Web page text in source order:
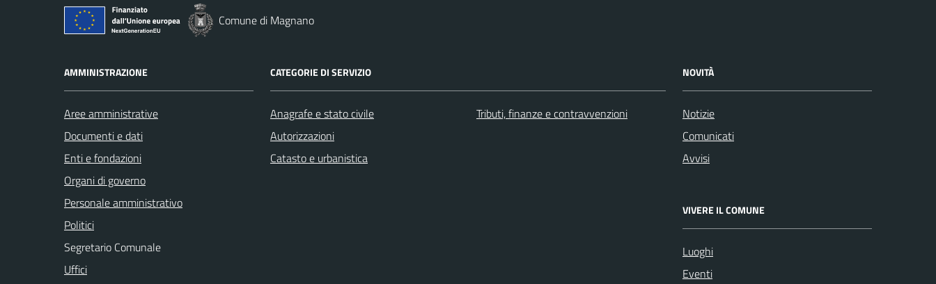
Comune di Magnano
AMMINISTRAZIONE
Aree amministrative
Documenti e dati
Enti e fondazioni
Organi di governo
Personale amministrativo
Politici
Segretario Comunale
Uffici
CATEGORIE DI SERVIZIO
Anagrafe e stato civile
Autorizzazioni
Catasto e urbanistica
Tributi, finanze e contravvenzioni
NOVITÀ
Notizie
Comunicati
Avvisi
VIVERE IL COMUNE
Luoghi
Eventi